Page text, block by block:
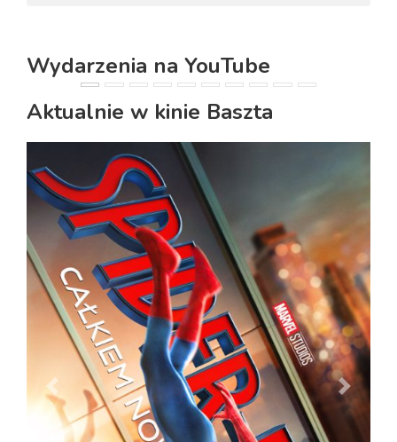
Wydarzenia na YouTube
PREVIOUS
Aktualnie w kinie Baszta
PREVIOUS NEXT